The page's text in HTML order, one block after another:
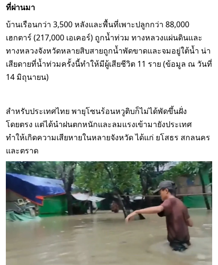
ที่ผ่านมา
บ้านเรือนกว่า 3,500 หลังและพื้นที่เพาะปลูกกว่า 88,000
เฮกตาร์ (217,000 เอเคอร์) ถูกน้ำท่วม ทางหลวงแผ่นดินและ
ทางหลวงจังหวัดหลายสิบสายถูกน้ำพัดขาดและจมอยู่ใต้น้ำ น่า
เสียดายที่น้ำท่วมครั้งนี้ทำให้มีผู้เสียชีวิต 11 ราย (ข้อมูล ณ วันที่
14 มิถุนายน)
สำหรับประเทศไทย พายุโซนร้อนหวูติบก็ไม่ได้พัดขึ้นฝั่ง
โดยตรง แต่ได้นำฝนตกหนักและลมแรงเข้ามายังประเทศ
ทำให้เกิดความเสียหายในหลายจังหวัด ได้แก่ ยโสธร สกลนคร
และตราด